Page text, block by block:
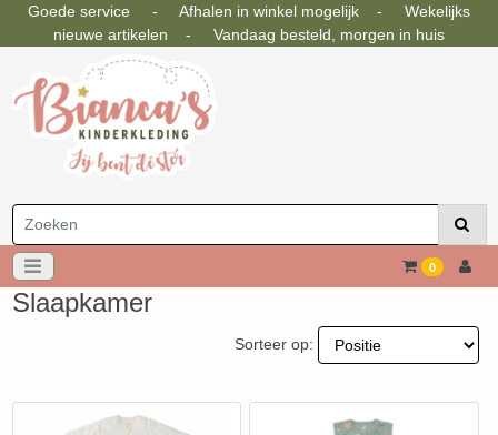
Goede service - Afhalen in winkel mogelijk - Wekelijks
nieuwe artikelen - Vandaag besteld, morgen in huis
0
Slaapkamer
Sorteer op: